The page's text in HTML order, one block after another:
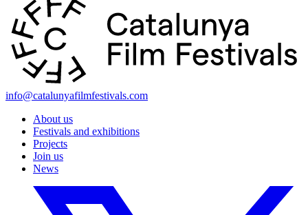
info@catalunyafilmfestivals.com
About us
Festivals and exhibitions
Projects
Join us
News